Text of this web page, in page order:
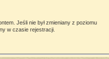
Jeśli nie był zmieniany z poziomu
w czasie rejestracji.